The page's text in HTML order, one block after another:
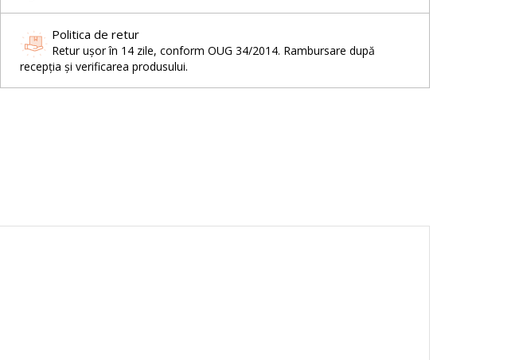
Politica de retur
Retur ușor în 14 zile, conform OUG 34/2014. Rambursare după
recepția și verificarea produsului.